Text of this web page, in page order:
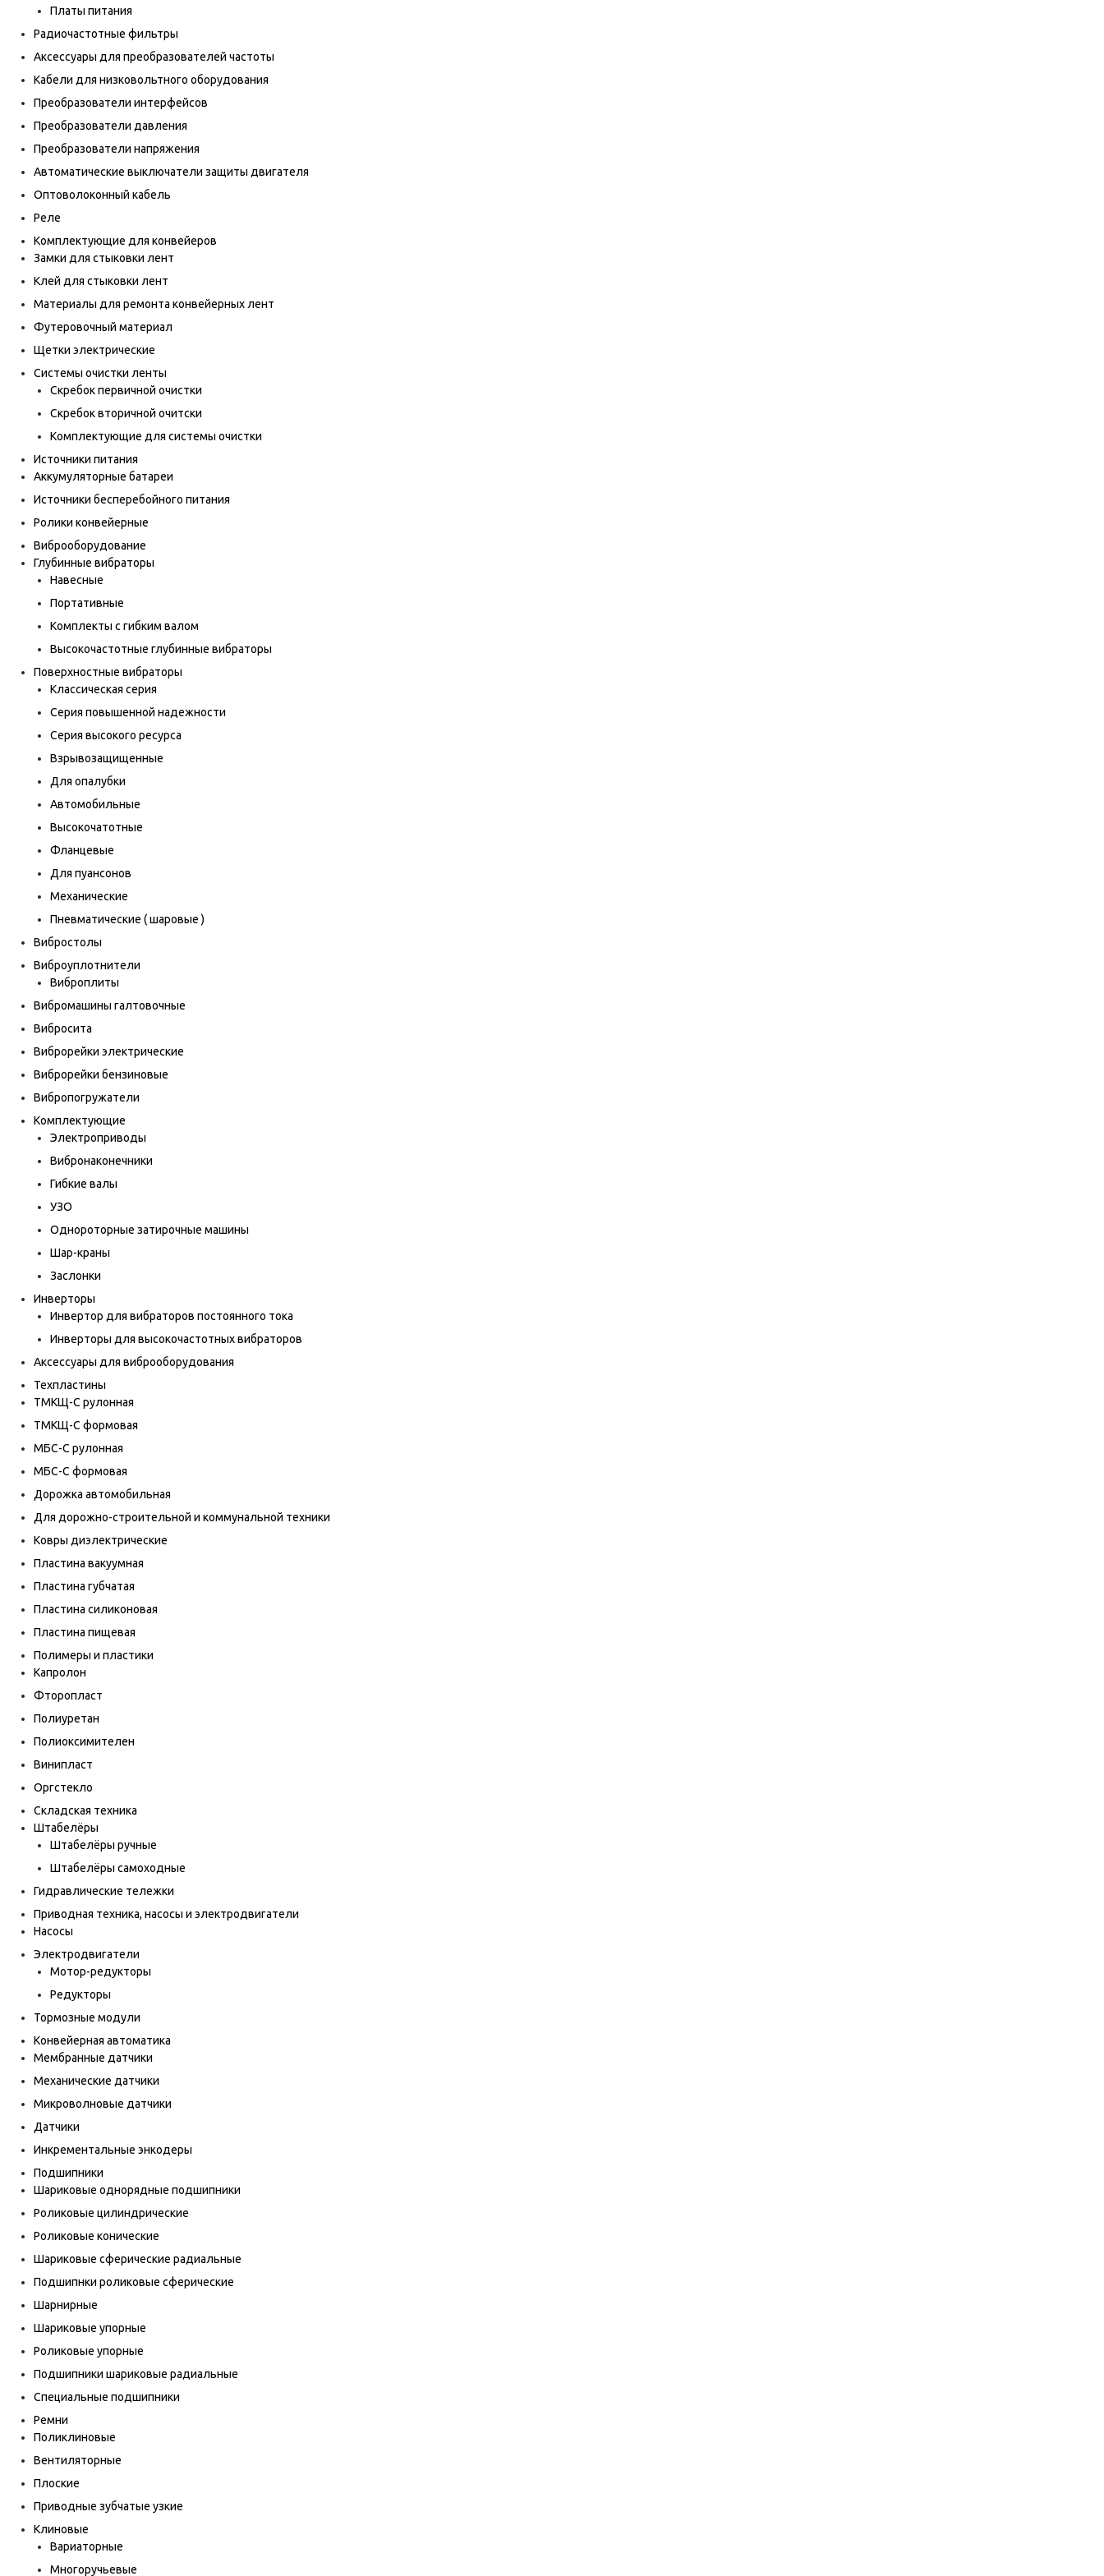
Платы питания
Радиочастотные фильтры
Аксессуары для преобразователей частоты
Кабели для низковольтного оборудования
Преобразователи интерфейсов
Преобразователи давления
Преобразователи напряжения
Автоматические выключатели защиты двигателя
Оптоволоконный кабель
Реле
Комплектующие для конвейеров
Замки для стыковки лент
Клей для стыковки лент
Материалы для ремонта конвейерных лент
Футеровочный материал
Щетки электрические
Системы очистки ленты
Скребок первичной очистки
Скребок вторичной очитски
Комплектующие для системы очистки
Источники питания
Аккумуляторные батареи
Источники бесперебойного питания
Ролики конвейерные
Виброоборудование
Глубинные вибраторы
Навесные
Портативные
Комплекты с гибким валом
Высокочастотные глубинные вибраторы
Поверхностные вибраторы
Классическая серия
Серия повышенной надежности
Серия высокого ресурса
Взрывозащищенные
Для опалубки
Автомобильные
Высокочатотные
Фланцевые
Для пуансонов
Механические
Пневматические ( шаровые )
Вибростолы
Виброуплотнители
Виброплиты
Вибромашины галтовочные
Вибросита
Виброрейки электрические
Виброрейки бензиновые
Вибропогружатели
Комплектующие
Электроприводы
Вибронаконечники
Гибкие валы
УЗО
Однороторные затирочные машины
Шар-краны
Заслонки
Инверторы
Инвертор для вибраторов постоянного тока
Инверторы для высокочастотных вибраторов
Аксессуары для виброоборудования
Техпластины
ТМКЩ-С рулонная
ТМКЩ-С формовая
МБС-С рулонная
МБС-С формовая
Дорожка автомобильная
Для дорожно-строительной и коммунальной техники
Ковры диэлектрические
Пластина вакуумная
Пластина губчатая
Пластина силиконовая
Пластина пищевая
Полимеры и пластики
Капролон
Фторопласт
Полиуретан
Полиоксимителен
Винипласт
Оргстекло
Складская техника
Штабелёры
Штабелёры ручные
Штабелёры самоходные
Гидравлические тележки
Приводная техника, насосы и электродвигатели
Насосы
Электродвигатели
Мотор-редукторы
Редукторы
Тормозные модули
Конвейерная автоматика
Мембранные датчики
Механические датчики
Микроволновые датчики
Датчики
Инкрементальные энкодеры
Подшипники
Шариковые однорядные подшипники
Роликовые цилиндрические
Роликовые конические
Шариковые сферические радиальные
Подшипнки роликовые сферические
Шарнирные
Шариковые упорные
Роликовые упорные
Подшипники шариковые радиальные
Специальные подшипники
Ремни
Поликлиновые
Вентиляторные
Плоские
Приводные зубчатые узкие
Клиновые
Вариаторные
Многоручьевые